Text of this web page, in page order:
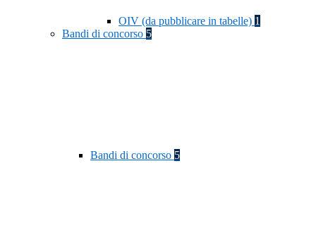
OIV (da pubblicare in tabelle) 1
Bandi di concorso 5
Bandi di concorso 5